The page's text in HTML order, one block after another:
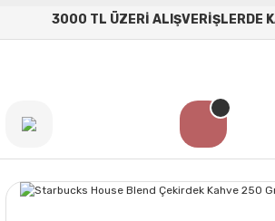
3000 TL ÜZERİ ALIŞVERİŞLERDE